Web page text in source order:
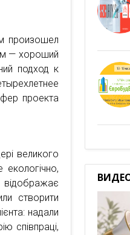
произошел
— хороший
подход к
проекта
великого
відображає
створити
надали
співпраці,